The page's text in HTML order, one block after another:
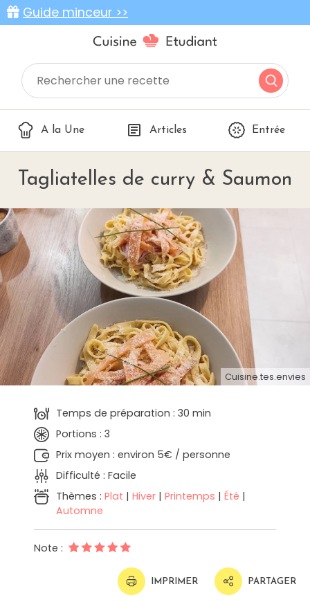
Guide minceur >>
A la Une Articles Entrée
Tagliatelles de curry & Saumon
Cuisine.tes.envies
Temps de préparation : 30 min
Portions : 3
Prix moyen : environ 5€ / personne
Difficulté : Facile
Thèmes : Plat | Hiver | Printemps | Été |
Automne
Note :
IMPRIMER PARTAGER